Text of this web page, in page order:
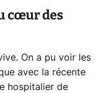
cœur des
On a pu voir les
avec la récente
hospitalier de